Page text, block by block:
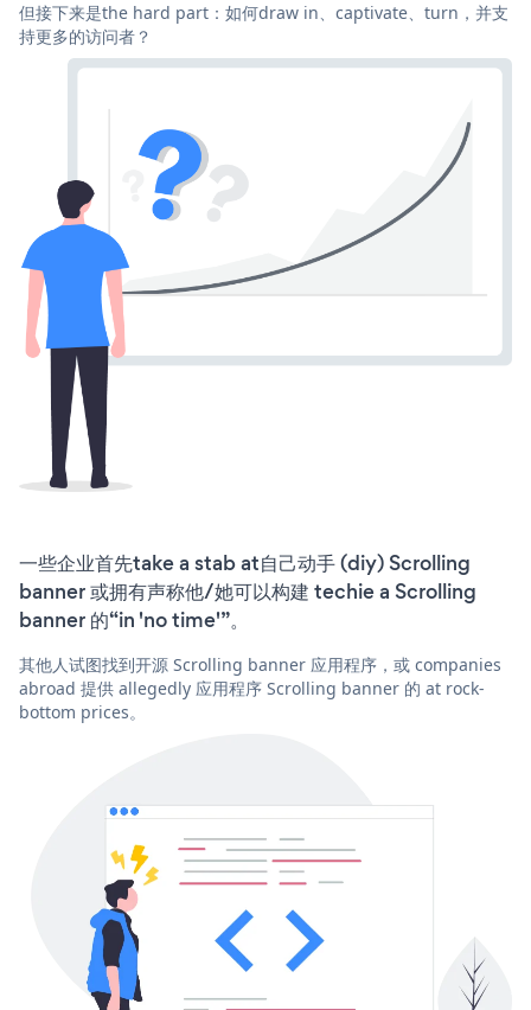
但接下来是the hard part：如何draw in、captivate、turn，并支
持更多的访问者？
一些企业首先take a stab at自己动手 (diy) Scrolling
banner 或拥有声称他/她可以构建 techie a Scrolling
banner 的“in 'no time'”。
其他人试图找到开源 Scrolling banner 应用程序，或 companies
abroad 提供 allegedly 应用程序 Scrolling banner 的 at rock-
bottom prices。